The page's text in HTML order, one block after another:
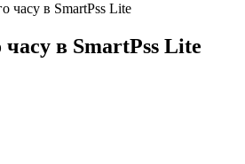
часу в SmartPss Lite
часу в SmartPss Lite